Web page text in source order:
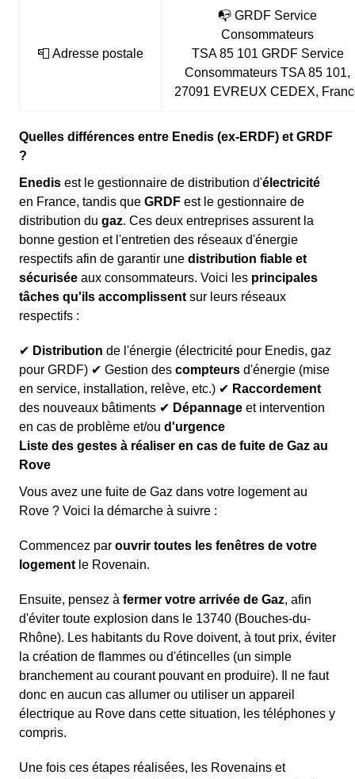
📮 Adresse postale
📭 GRDF Service
Consommateurs
TSA 85 101 GRDF Service
Consommateurs TSA 85 101,
27091 EVREUX CEDEX,
Quelles différences entre Enedis (ex-ERDF) et GRDF
?
Enedis est le gestionnaire de distribution d'électricité
en France, tandis que GRDF est le gestionnaire de
distribution du gaz. Ces deux entreprises assurent la
bonne gestion et l'entretien des réseaux d'énergie
respectifs afin de garantir une distribution fiable et
sécurisée aux consommateurs. Voici les principales
tâches qu'ils accomplissent sur leurs réseaux
respectifs :
✔ Distribution de l'énergie (électricité pour Enedis, gaz
pour GRDF) ✔ Gestion des compteurs d'énergie (mise
en service, installation, relève, etc.) ✔ Raccordement
des nouveaux bâtiments ✔ Dépannage et intervention
en cas de problème et/ou d'urgence
Liste des gestes à réaliser en cas de fuite de Gaz au
Rove
Vous avez une fuite de Gaz dans votre logement au
Rove ? Voici la démarche à suivre :
Commencez par ouvrir toutes les fenêtres de votre
logement le Rovenain.
Ensuite, pensez à fermer votre arrivée de Gaz, afin
d'éviter toute explosion dans le 13740 (Bouches-du-
Rhône). Les habitants du Rove doivent, à tout prix, éviter
la création de flammes ou d'étincelles (un simple
branchement au courant pouvant en produire). Il ne faut
donc en aucun cas allumer ou utiliser un appareil
électrique au Rove dans cette situation, les téléphones y
compris.
Une fois ces étapes réalisées, les Rovenains et